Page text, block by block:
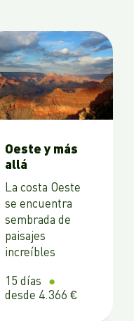
Oeste y más
allá
La costa Oeste
se encuentra
sembrada de
paisajes
increíbles
15 días
desde 4.366 €